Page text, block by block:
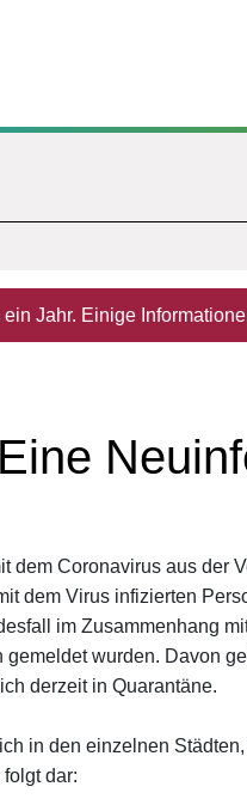
Jahr. Einige
dem Coronavirus aus der
dem Virus infizierten
im Zusammenhang
wurden. Davon
derzeit in Quarantäne.
in den einzelnen
dar: